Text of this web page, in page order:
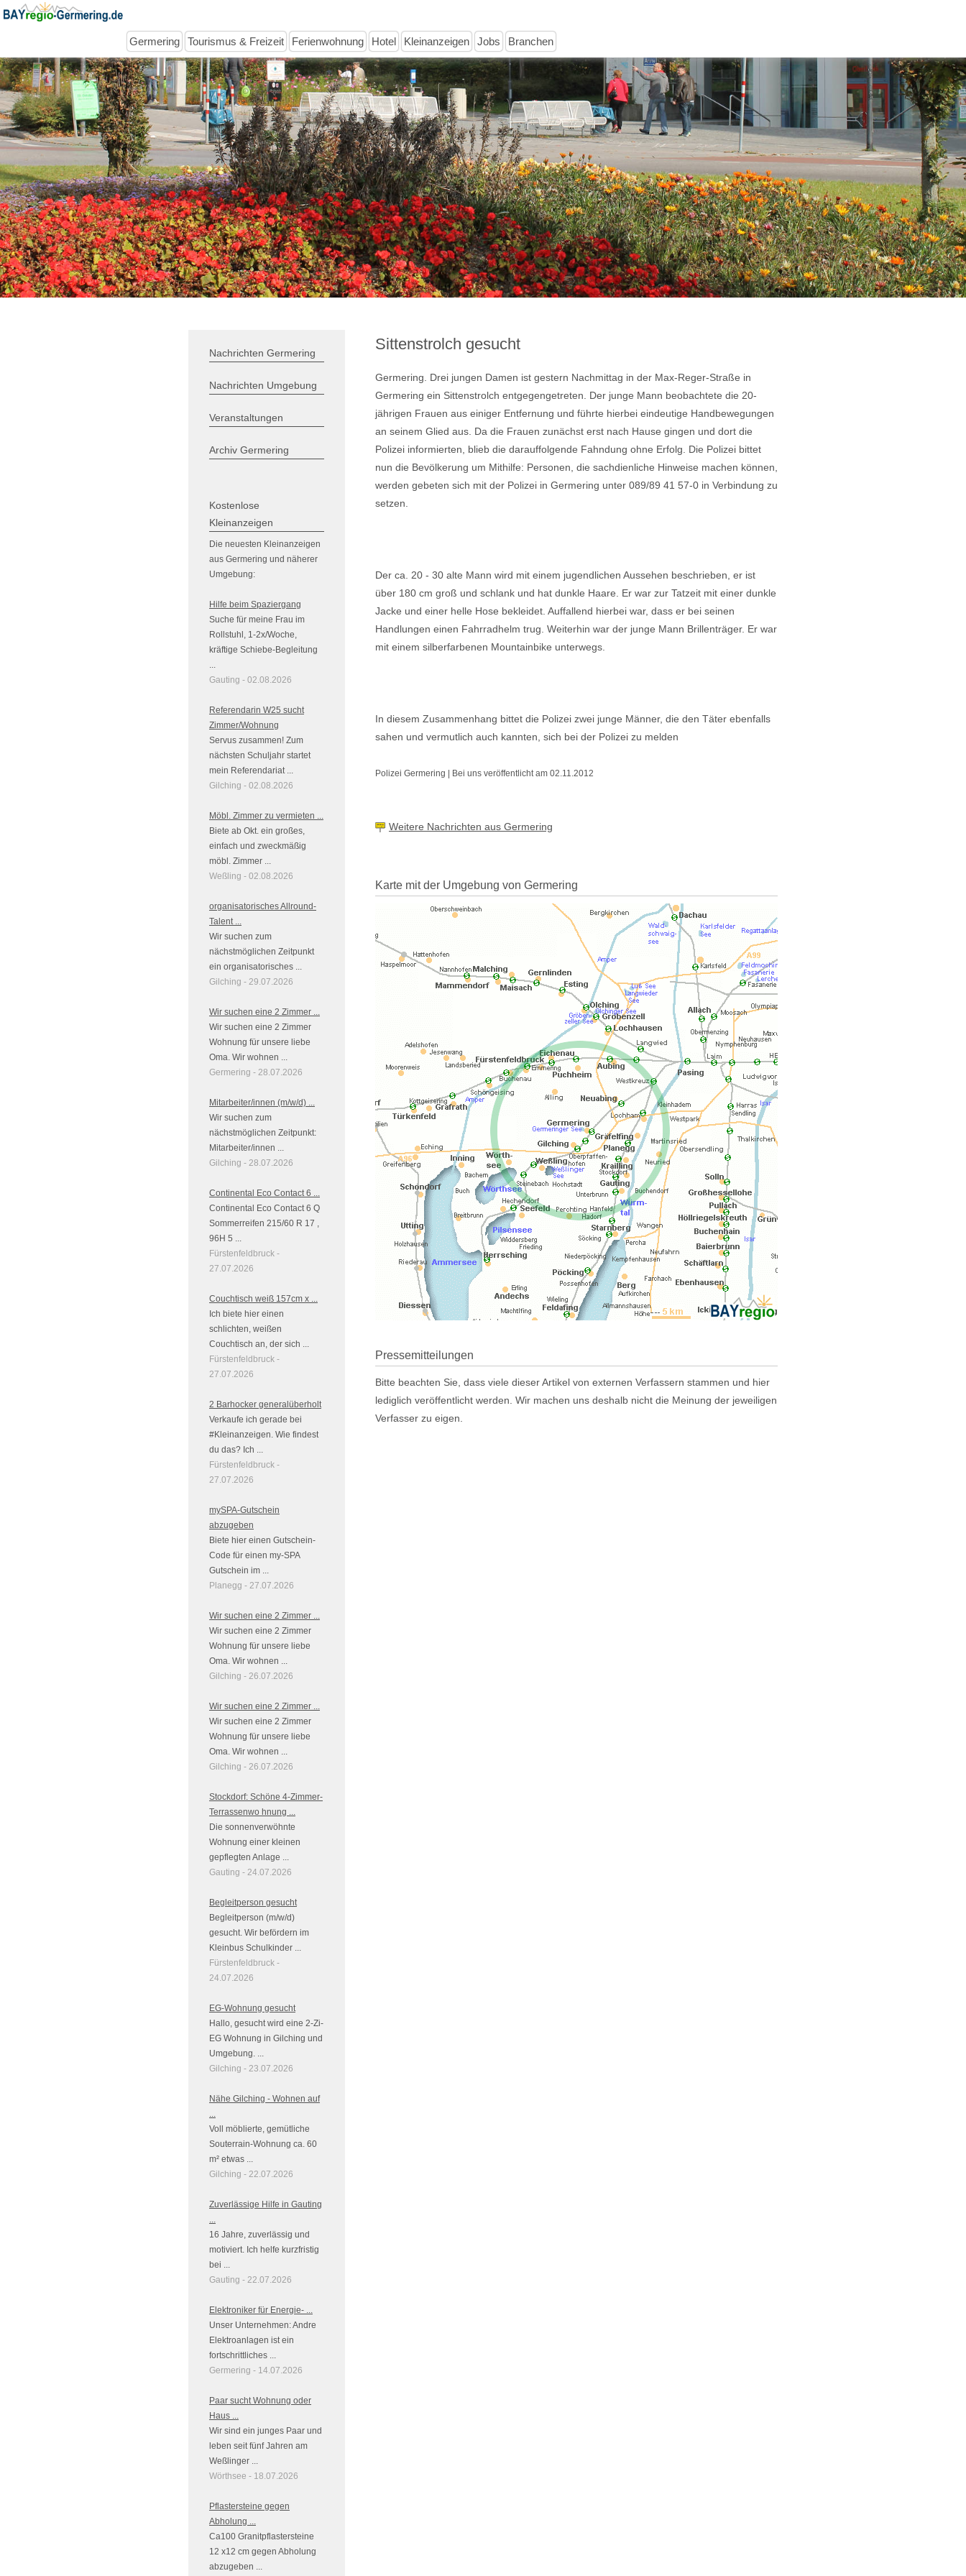
Germering Tourismus & Freizeit Ferienwohnung Hotel Kleinanzeigen Jobs Branchen
Nachrichten Germering
Nachrichten Umgebung
Veranstaltungen
Archiv Germering
Kostenlose
Kleinanzeigen
Die neuesten Kleinanzeigen
aus Germering und näherer
Umgebung:
Hilfe beim Spaziergang
Suche für meine Frau im
Rollstuhl, 1-2x/Woche,
kräftige Schiebe-Begleitung
Gauting - 02.08.2026
Referendarin W25 sucht
Zimmer/Wohnung
Servus zusammen! Zum
nächsten Schuljahr startet
mein Referendariat ...
Gilching - 02.08.2026
Möbl. Zimmer zu vermieten ...
Biete ab Okt. ein großes,
einfach und zweckmäßig
möbl. Zimmer ...
Weßling - 02.08.2026
organisatorisches Allround-
Talent ...
Wir suchen zum
nächstmöglichen Zeitpunkt
ein organisatorisches ...
Gilching - 29.07.2026
Wir suchen eine 2 Zimmer ...
Wir suchen eine 2 Zimmer
Wohnung für unsere liebe
Oma. Wir wohnen ...
Germering - 28.07.2026
Mitarbeiter/innen (m/w/d) ...
Wir suchen zum
nächstmöglichen Zeitpunkt:
Mitarbeiter/innen ...
Gilching - 28.07.2026
Continental Eco Contact 6 ...
Continental Eco Contact 6 Q
Sommerreifen 215/60 R 17 ,
96H 5 ...
Fürstenfeldbruck -
27.07.2026
Couchtisch weiß 157cm x ...
Ich biete hier einen
schlichten, weißen
Couchtisch an, der sich ...
Fürstenfeldbruck -
27.07.2026
2 Barhocker generalüberholt
Verkaufe ich gerade bei
#Kleinanzeigen. Wie findest
du das? Ich ...
Fürstenfeldbruck -
27.07.2026
mySPA-Gutschein
abzugeben
Biete hier einen Gutschein-
Code für einen my-SPA
Gutschein im ...
Planegg - 27.07.2026
Wir suchen eine 2 Zimmer ...
Wir suchen eine 2 Zimmer
Wohnung für unsere liebe
Oma. Wir wohnen ...
Gilching - 26.07.2026
Wir suchen eine 2 Zimmer ...
Wir suchen eine 2 Zimmer
Wohnung für unsere liebe
Oma. Wir wohnen ...
Gilching - 26.07.2026
Stockdorf: Schöne 4-Zimmer-
Terrassenwo hnung ...
Die sonnenverwöhnte
Wohnung einer kleinen
gepflegten Anlage ...
Gauting - 24.07.2026
Begleitperson gesucht
Begleitperson (m/w/d)
gesucht. Wir befördern im
Kleinbus Schulkinder ...
Fürstenfeldbruck -
24.07.2026
EG-Wohnung gesucht
Hallo, gesucht wird eine 2-Zi-
EG Wohnung in Gilching und
Umgebung. ...
Gilching - 23.07.2026
Nähe Gilching - Wohnen auf
Voll möblierte, gemütliche
Souterrain-Wohnung ca. 60
m² etwas ...
Gilching - 22.07.2026
Zuverlässige Hilfe in Gauting
16 Jahre, zuverlässig und
motiviert. Ich helfe kurzfristig
bei ...
Gauting - 22.07.2026
Elektroniker für Energie- ...
Unser Unternehmen: Andre
Elektroanlagen ist ein
fortschrittliches ...
Germering - 14.07.2026
Paar sucht Wohnung oder
Haus ...
Wir sind ein junges Paar und
leben seit fünf Jahren am
Weßlinger ...
Wörthsee - 18.07.2026
Pflastersteine gegen
Abholung ...
Ca100 Granitpflastersteine
12 x12 cm gegen Abholung
abzugeben ...
Sittenstrolch gesucht
Germering. Drei jungen Damen ist gestern Nachmittag in der Max-Reger-Straße in
Germering ein Sittenstrolch entgegengetreten. Der junge Mann beobachtete die 20-
jährigen Frauen aus einiger Entfernung und führte hierbei eindeutige Handbewegungen
an seinem Glied aus. Da die Frauen zunächst erst nach Hause gingen und dort die
Polizei informierten, blieb die darauffolgende Fahndung ohne Erfolg. Die Polizei bittet
nun die Bevölkerung um Mithilfe: Personen, die sachdienliche Hinweise machen können,
werden gebeten sich mit der Polizei in Germering unter 089/89 41 57-0 in Verbindung zu
setzen.
Der ca. 20 - 30 alte Mann wird mit einem jugendlichen Aussehen beschrieben, er ist
über 180 cm groß und schlank und hat dunkle Haare. Er war zur Tatzeit mit einer dunkle
Jacke und einer helle Hose bekleidet. Auffallend hierbei war, dass er bei seinen
Handlungen einen Fahrradhelm trug. Weiterhin war der junge Mann Brillenträger. Er war
mit einem silberfarbenen Mountainbike unterwegs.
In diesem Zusammenhang bittet die Polizei zwei junge Männer, die den Täter ebenfalls
sahen und vermutlich auch kannten, sich bei der Polizei zu melden
Polizei Germering | Bei uns veröffentlicht am 02.11.2012
Weitere Nachrichten aus Germering
Karte mit der Umgebung von Germering
Pressemitteilungen
Bitte beachten Sie, dass viele dieser Artikel von externen Verfassern stammen und hier
lediglich veröffentlicht werden. Wir machen uns deshalb nicht die Meinung der jeweiligen
Verfasser zu eigen.